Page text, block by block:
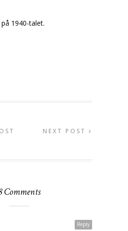
1940-talet.
NEXT POST
Comments
Reply